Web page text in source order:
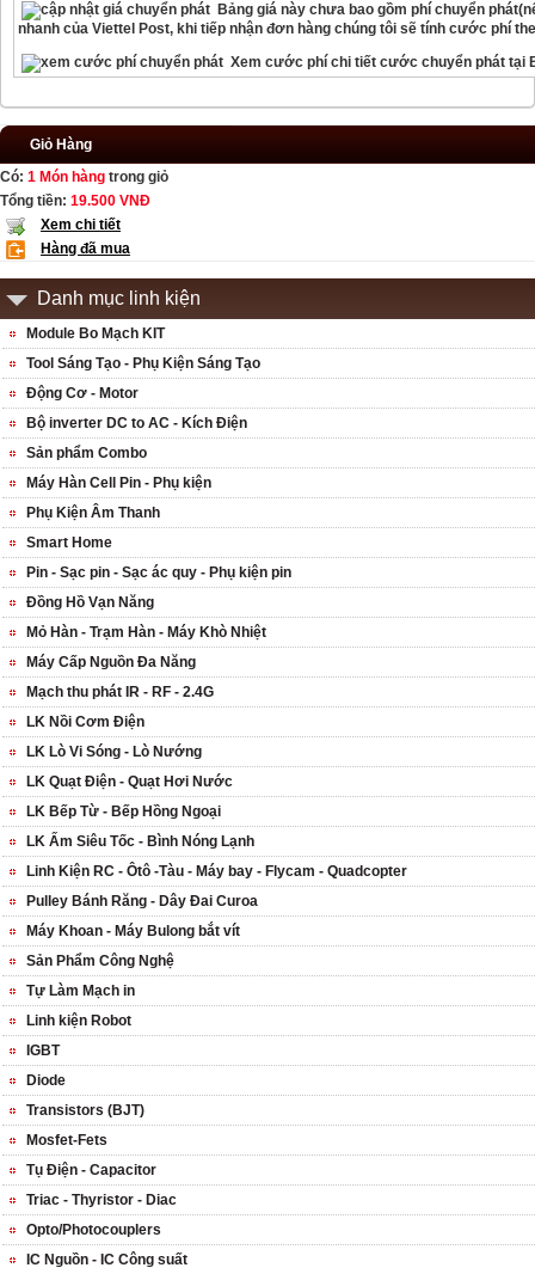
Bảng giá này chưa bao gồm phí chuyển
nhanh của Viettel Post, khi tiếp nhận đơn hàng chúng tôi sẽ tính cước phí
Xem cước phí chi tiết cước chuyển phát tại
Giỏ Hàng
Có: 1 Món hàng trong giỏ
Tổng tiền: 19.500 VNĐ
Xem chi tiết
Hàng đã mua
Danh mục linh kiện
Module Bo Mạch KIT
Tool Sáng Tạo - Phụ Kiện Sáng Tạo
Động Cơ - Motor
Bộ inverter DC to AC - Kích Điện
Sản phẩm Combo
Máy Hàn Cell Pin - Phụ kiện
Phụ Kiện Âm Thanh
Smart Home
Pin - Sạc pin - Sạc ác quy - Phụ kiện pin
Đồng Hồ Vạn Năng
Mỏ Hàn - Trạm Hàn - Máy Khò Nhiệt
Máy Cấp Nguồn Đa Năng
Mạch thu phát IR - RF - 2.4G
LK Nồi Cơm Điện
LK Lò Vi Sóng - Lò Nướng
LK Quạt Điện - Quạt Hơi Nước
LK Bếp Từ - Bếp Hồng Ngoại
LK Ấm Siêu Tốc - Bình Nóng Lạnh
Linh Kiện RC - Ôtô -Tàu - Máy bay - Flycam - Quadcopter
Pulley Bánh Răng - Dây Đai Curoa
Máy Khoan - Máy Bulong bắt vít
Sản Phẩm Công Nghệ
Tự Làm Mạch in
Linh kiện Robot
IGBT
Diode
Transistors (BJT)
Mosfet-Fets
Tụ Điện - Capacitor
Triac - Thyristor - Diac
Opto/Photocouplers
IC Nguồn - IC Công suất